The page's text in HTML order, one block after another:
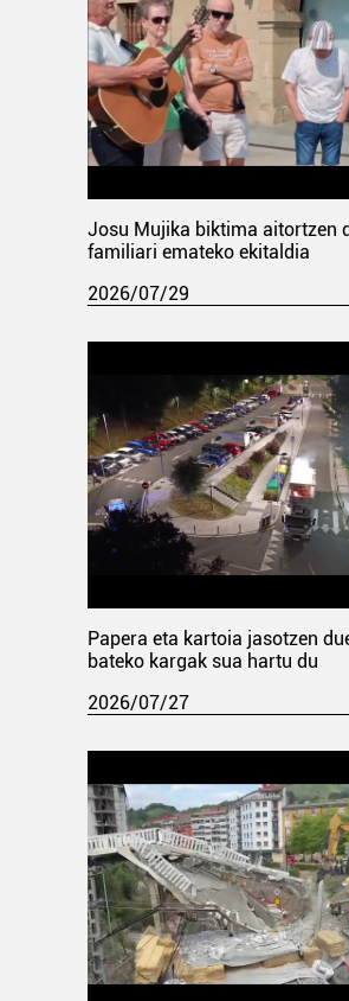
Josu Mujika biktima aitortzen
familiari emateko ekitaldia
2026/07/29
Papera eta kartoia jasotzen
bateko kargak sua hartu du
2026/07/27